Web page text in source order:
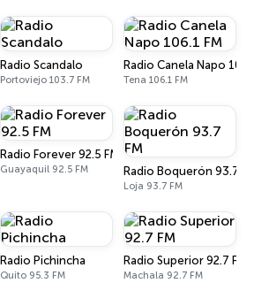
Radio Scandalo
Portoviejo 103.7 FM
Radio Canela Napo
Tena 106.1 FM
Radio Forever 92.5 FM
Guayaquil 92.5 FM Radio Boquerón 93.7
Loja 93.7 FM
Radio Pichincha
Quito 95.3 FM
Radio Superior 92.7 FM
Machala 92.7 FM